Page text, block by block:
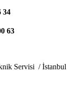
34
63
Servisi / İstanbul